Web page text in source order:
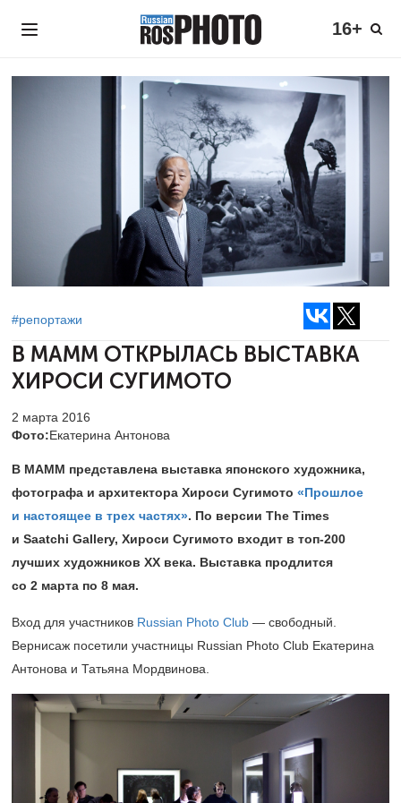
16+
#репортажи
В МАММ ОТКРЫЛАСЬ ВЫСТАВКА
ХИРОСИ СУГИМОТО
2 марта 2016
Фото:Екатерина Антонова
В МАММ представлена выставка японского художника,
фотографа и архитектора Хироси Сугимото «Прошлое
и настоящее в трех частях». По версии The Times
и Saatchi Gallery, Хироси Сугимото входит в топ-200
лучших художников XX века. Выставка продлится
со 2 марта по 8 мая.
Вход для участников Russian Photo Club — свободный.
Вернисаж посетили участницы Russian Photo Club Екатерина
Антонова и Татьяна Мордвинова.